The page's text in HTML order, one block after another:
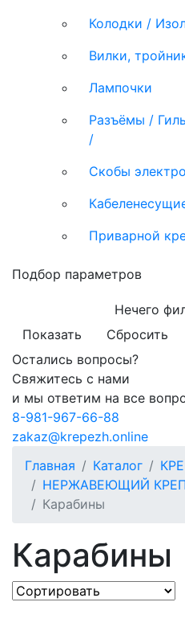
Колодки /
Вилки,
Лампочки
Разъёмы /
/
Скобы
Приварной
Подбор параметров
Нечего
Показать
Сбросить
Остались вопросы?
Свяжитесь с нами
и мы ответим на все
8-981-967-66-88
zakaz@krepezh.online
Главная
Каталог
НЕРЖАВЕЮЩИЙ
Карабины
Карабины